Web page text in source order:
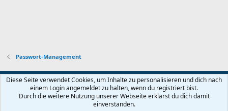
Passwort-Management
Default-Theme
Nutzungsbedingungen
Datenschutz Hilfe und Impressum Start
Diese Seite verwendet Cookies, um Inhalte zu personalisieren und dich nach
einem Login angemeldet zu halten, wenn du registriert bist.
Durch die weitere Nutzung unserer Webseite erklärst du dich damit
einverstanden.